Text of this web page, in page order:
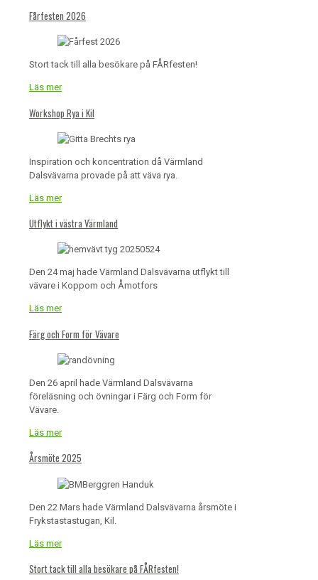
Fårfesten 2026
Stort tack till alla besökare på FÅRfesten!
Läs mer
Workshop Rya i Kil
Inspiration och koncentration då Värmland
Dalsvävarna provade på att väva rya.
Läs mer
Utflykt i västra Värmland
Den 24 maj hade Värmland Dalsvävarna utflykt till
vävare i Koppom och Åmotfors
Läs mer
Färg och Form för Vävare
Den 26 april hade Värmland Dalsvävarna
föreläsning och övningar i Färg och Form för
Vävare.
Läs mer
Årsmöte 2025
Den 22 Mars hade Värmland Dalsvävarna årsmöte i
Frykstastastugan, Kil.
Läs mer
Stort tack till alla besökare på FÅRfesten!